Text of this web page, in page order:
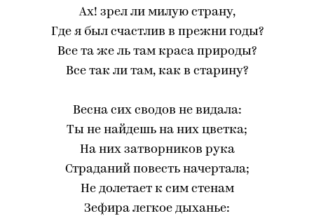
Ах! зрел ли милую страну,
Где я был счастлив в прежни годы?
Все та же ль там краса природы?
Все так ли там, как в старину?
Весна сих сводов не видала:
Ты не найдешь на них цветка;
На них затворников рука
Страданий повесть начертала;
Не долетает к сим стенам
Зефира легкое дыханье: